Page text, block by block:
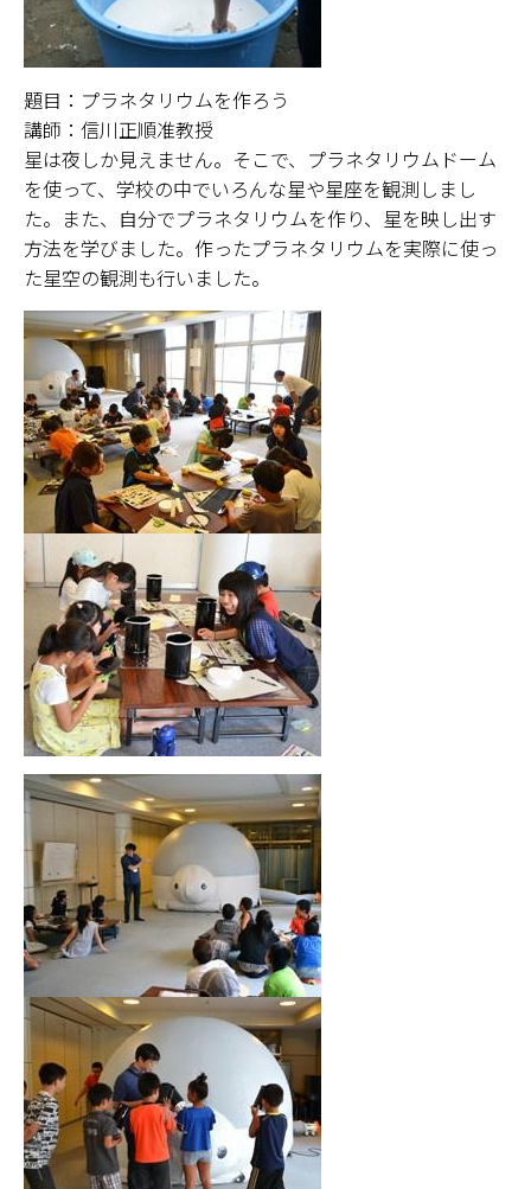
題目：プラネタリウムを作ろう
講師：信川正順准教授
星は夜しか見えません。そこで、プラネタリウムドーム
を使って、学校の中でいろんな星や星座を観測しまし
た。また、自分でプラネタリウムを作り、星を映し出す
方法を学びました。作ったプラネタリウムを実際に使っ
た星空の観測も行いました。